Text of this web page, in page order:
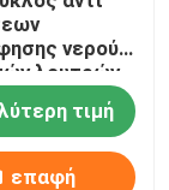
νερού
λουτρών
χαλιών
τιμή
επαφή